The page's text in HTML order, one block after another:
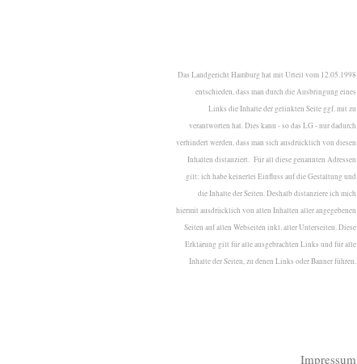
Das Landgericht Hamburg hat mit Urteil vom 12.05.1998
entschieden, dass man durch die Ausbringung eines
Links die Inhalte der gelinkten Seite ggf. mit zu
verantworten hat. Dies kann - so das LG - nur dadurch
verhindert werden, dass man sich ausdrücklich von diesen
Inhalten distanziert. Für all diese genannten Adressen
gilt: ich habe keinerlei Einfluss auf die Gestaltung und
die Inhalte der Seiten. Deshalb distanziere ich mich
hiermit ausdrücklich von allen Inhalten aller angegebenen
Seiten auf allen Webseiten inkl. aller Unterseiten. Diese
Erklärung gilt für alle ausgebrachten Links und für alle
Inhalte der Seiten, zu denen Links oder Banner führen.
Impressum